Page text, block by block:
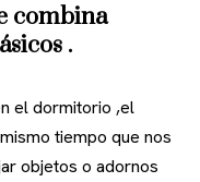
combina
.
el dormitorio ,el
tiempo que nos
objetos o adornos